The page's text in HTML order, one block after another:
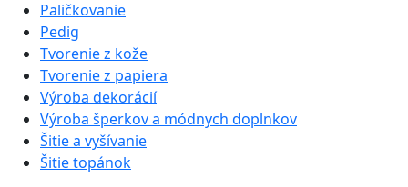
Paličkovanie
Pedig
Tvorenie z kože
Tvorenie z papiera
Výroba dekorácií
Výroba šperkov a módnych doplnkov
Šitie a vyšívanie
Šitie topánok